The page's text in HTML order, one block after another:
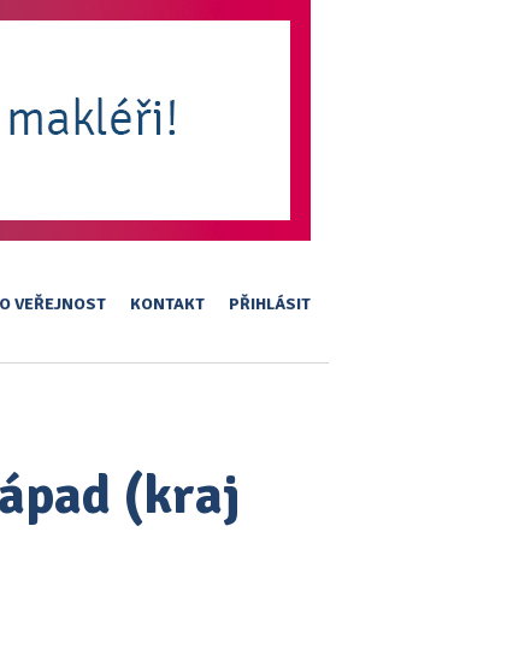
VEŘEJNOST KONTAKT PŘIHLÁSIT
(kraj